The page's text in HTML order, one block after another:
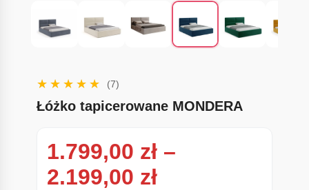
(7)
Łóżko tapicerowane MONDERA
1.799,00 zł –
2.199,00 złZakres cen: